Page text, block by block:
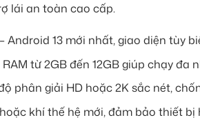
lái an toàn cao cấp.
Android 13 mới nhất, giao diện tùy
từ 2GB đến 12GB giúp chạy đa
phân giải HD hoặc 2K sắc nét,
khí thế hệ mới, đảm bảo thiết